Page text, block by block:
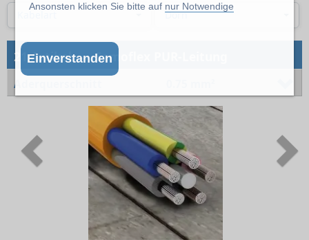
Ansonsten klicken Sie bitte auf nur Notwendige
Einverstanden
Dorn
21 Artikel→Semoflex PUR-Leitung
Aderquerschnitt
Previous